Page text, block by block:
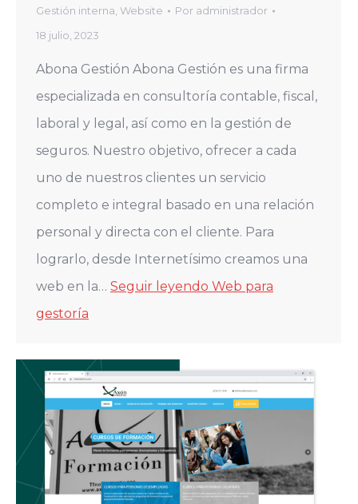
Gestión interna Website Por administrador
18 julio, 2023
Abona Gestión Abona Gestión es una firma
especializada en consultoría contable, fiscal,
laboral y legal, así como en la gestión de
seguros. Nuestro objetivo, ofrecer a cada
uno de nuestros clientes un servicio
completo e integral basado en una relación
personal y directa con el cliente. Para
lograrlo, desde Internetísimo creamos una
web en la… Seguir leyendo Web para
gestoría